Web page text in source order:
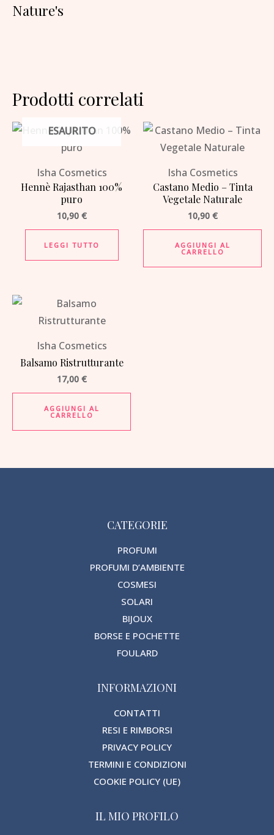
Nature's
Prodotti correlati
ESAURITO
Isha Cosmetics
Hennè Rajasthan 100%
puro
10,90 €
LEGGI TUTTO
Isha Cosmetics
Castano Medio – Tinta
Vegetale Naturale
10,90 €
AGGIUNGI AL
CARRELLO
Isha Cosmetics
Balsamo Ristrutturante
17,00 €
AGGIUNGI AL
CARRELLO
CATEGORIE
PROFUMI
PROFUMI D’AMBIENTE
COSMESI
SOLARI
BIJOUX
BORSE E POCHETTE
FOULARD
INFORMAZIONI
CONTATTI
RESI E RIMBORSI
PRIVACY POLICY
TERMINI E CONDIZIONI
COOKIE POLICY (UE)
IL MIO PROFILO